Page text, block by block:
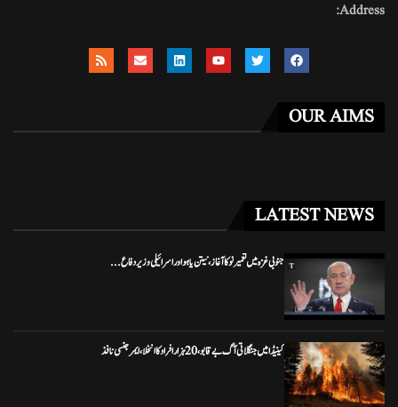
Address:
OUR AIMS
LATEST NEWS
جنوبی غزہ میں تعمیر نو کا آغاز، نیتن یاہو اور اسرائیلی وزیر دفاع...
کینیڈا میں جنگلاتی آگ بے قابو، 20 ہزار افراد کا انخلا، ایمرجنسی نافذ